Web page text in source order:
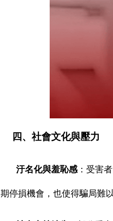
四、社會文化與壓力
汙名化與羞恥感 ：受害
期停損機會，也使得騙局難